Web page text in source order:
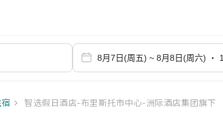
智选假日酒店-布里斯托市中心-洲际酒店集团旗下